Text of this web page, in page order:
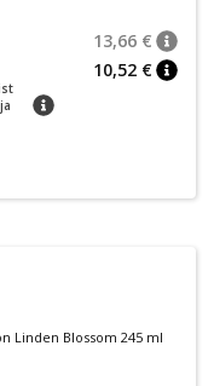
nõuanne
13,66 €
10,52 €
Linden Blossom 245 ml